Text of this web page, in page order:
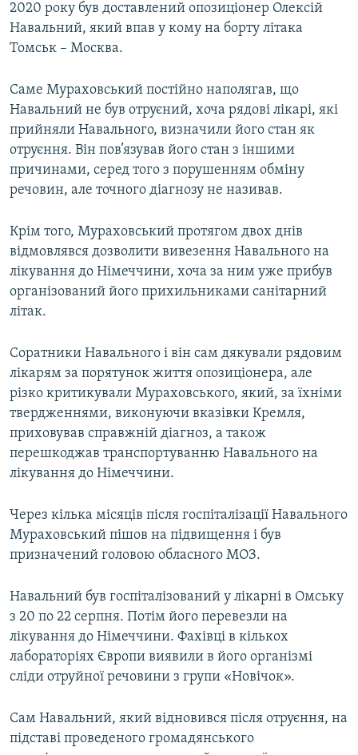
2020 року був доставлений опозиціонер Олексій
Навальний, який впав у кому на борту літака
Томськ – Москва.
Саме Мураховський постійно наполягав, що
Навальний не був отруєний, хоча рядові лікарі, які
прийняли Навального, визначили його стан як
отруєння. Він пов’язував його стан з іншими
причинами, серед того з порушенням обміну
речовин, але точного діагнозу не називав.
Крім того, Мураховський протягом двох днів
відмовлявся дозволити вивезення Навального на
лікування до Німеччини, хоча за ним уже прибув
організований його прихильниками санітарний
літак.
Соратники Навального і він сам дякували рядовим
лікарям за порятунок життя опозиціонера, але
різко критикували Мураховського, який, за їхніми
твердженнями, виконуючи вказівки Кремля,
приховував справжній діагноз, а також
перешкоджав транспортуванню Навального на
лікування до Німеччини.
Через кілька місяців після госпіталізації Навального
Мураховський пішов на підвищення і був
призначений головою обласного МОЗ.
Навальний був госпіталізований у лікарні в Омську
з 20 по 22 серпня. Потім його перевезли на
лікування до Німеччини. Фахівці в кількох
лабораторіях Європи виявили в його організмі
сліди отруйної речовини з групи «Новічок».
Сам Навальний, який відновився після отруєння, на
підставі проведеного громадянського